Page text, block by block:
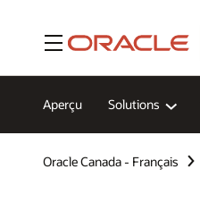
Menu
Aperçu Solutions
Oracle Canada - Français